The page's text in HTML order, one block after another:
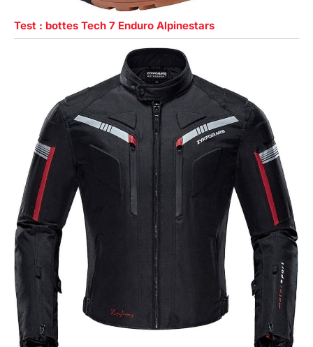
Test : bottes Tech 7 Enduro Alpinestars